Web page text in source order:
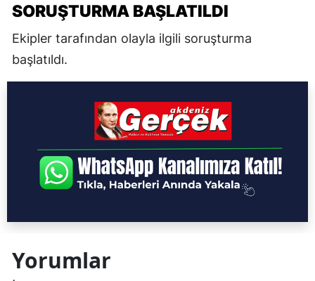
SORUŞTURMA BAŞLATILDI
Ekipler tarafından olayla ilgili soruşturma
başlatıldı.
Yorumlar